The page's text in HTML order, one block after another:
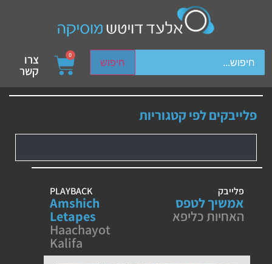
חיפוש
device users, explore by touch or with swipe gestures.
0 צרו
קשר
פלייבקים לפי קטגוריות
פלייבק
אמשיך לטפס
האחיות כליפא
PLAYBACK
Amshich
Letapes
Haachayot
Kalifa